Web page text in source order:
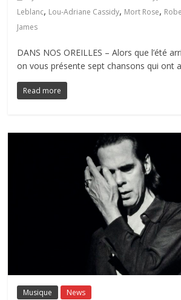
Leblanc, Lou-Adriane Cassidy, Mort Rose,
James
DANS NOS OREILLES – Alors que l’été
on vous présente sept chansons qui ont
Read more
Musique News